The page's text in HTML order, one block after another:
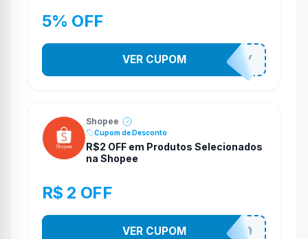
5% OFF
YESO274Y
VER CUPOM
Shopee
Cupom de Desconto
R$2 OFF em Produtos Selecionados
na Shopee
R$ 2 OFF
VNOXVHJFD
VER CUPOM